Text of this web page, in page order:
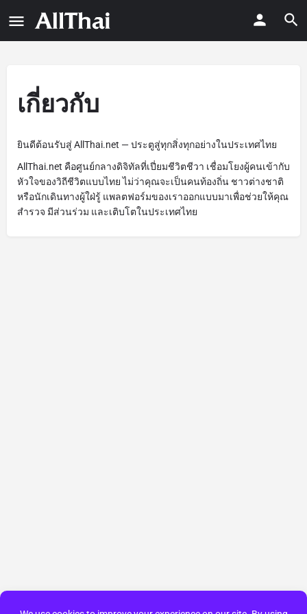
เกี่ยวกับ
ยินดีต้อนรับสู่ AllThai.net — ประตูสู่ทุกสิ่งทุกอย่างในประเทศไทย
AllThai.net คือศูนย์กลางดิจิทัลที่เปี่ยมชีวิตชีวา เชื่อมโยงผู้คนเข้ากับ
หัวใจของวิถีชีวิตแบบไทย ไม่ว่าคุณจะเป็นคนท้องถิ่น ชาวต่างชาติ
หรือนักเดินทางผู้ใฝ่รู้ แพลตฟอร์มของเราออกแบบมาเพื่อช่วยให้คุณ
สำรวจ มีส่วนร่วม และเติบโตในประเทศไทย